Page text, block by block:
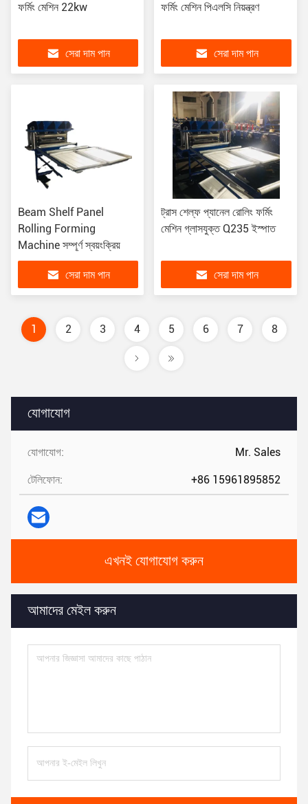
যোগাযোগ
যোগাযোগ: Mr. Sales
টেলিফোন: +86 15961895852
এখনই যোগাযোগ করুন
আমাদের মেইল করুন
ফর্মিং মেশিন 22kw
সেরা দাম পান
ফর্মিং মেশিন পিএলসি নিয়ন্ত্রণ
সেরা দাম পান
Beam Shelf Panel
Rolling Forming
Machine সম্পূর্ণ স্বয়ংক্রিয়
সেরা দাম পান
ট্রাস শেল্ফ প্যানেল রোলিং ফর্মিং
মেশিন গ্লাসযুক্ত Q235 ইস্পাত
সেরা দাম পান
1 2 3 4 5 6 7 8